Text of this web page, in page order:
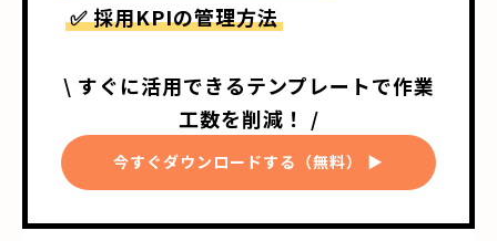
✅ 採用KPIの管理方法
\ すぐに活用できるテンプレートで作業
工数を削減！ /
今すぐダウンロードする（無料） ▶